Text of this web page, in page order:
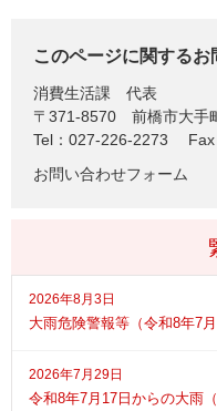
このページに関するお
消費生活課
代表
〒371-8570
前橋市大手
Tel：027-226-2273
お問い合わせフォーム
2026年8月3日
大雨危険警報等（令和8年7
2026年7月29日
令和8年7月17日からの大雨